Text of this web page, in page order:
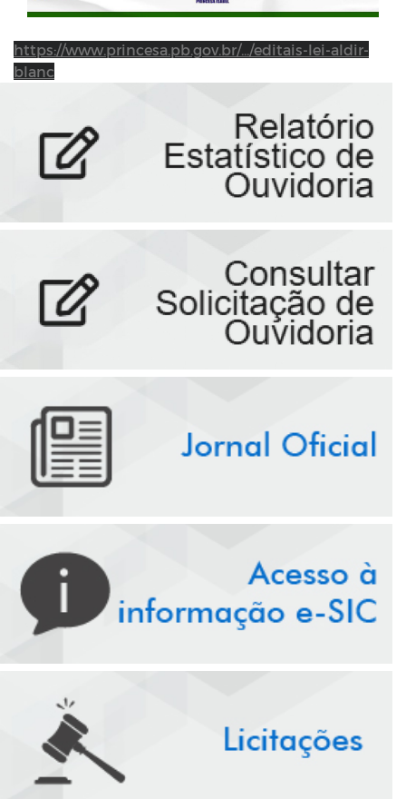
https://www.princesa.pb.gov.br/.../editais-lei-aldir-
blanc